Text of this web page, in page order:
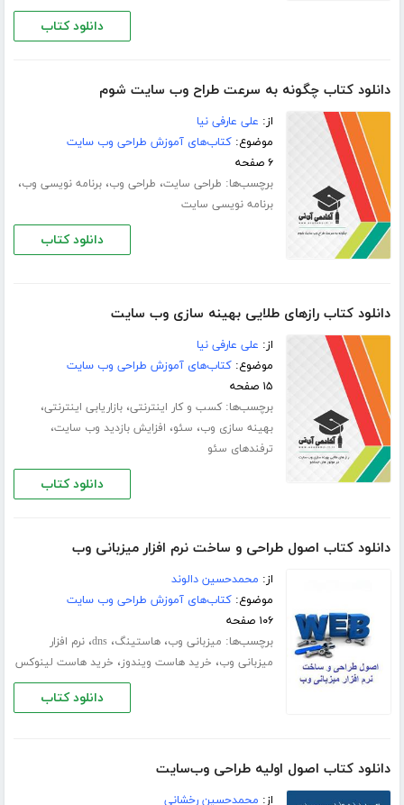
دانلود کتاب
دانلود کتاب چگونه به سرعت طراح وب سایت شوم
از: علی عارفی نیا
موضوع:کتاب‌های آموزش طراحی وب سایت
۶ صفحه
برچسب‌ها: طراحی سایت، طراحی وب،برنامه نویسی وب،
برنامه نویسی سایت
دانلود کتاب
دانلود کتاب رازهای طلایی بهینه سازی وب سایت
از: علی عارفی نیا
موضوع:کتاب‌های آموزش طراحی وب سایت
۱۵ صفحه
برچسب‌ها:کسب و کار اینترنتی،بازاریابی اینترنتی،
بهینه سازی وب، سئو، افزایش بازدید وب سایت،
ترفندهای سئو
دانلود کتاب
دانلود کتاب اصول طراحی و ساخت نرم افزار میزبانی وب
از: محمدحسین دالوند
موضوع:کتاب‌های آموزش طراحی وب سایت
۱۰۶ صفحه
برچسب‌ها: میزبانی وب،هاستینگ،dns،نرم افزار
میزبانی وب، خرید هاست ویندوز، خرید هاست لینوکس
دانلود کتاب
دانلود کتاب اصول اولیه طراحی وب‌سایت
از: محمد‌حسین رخشانی